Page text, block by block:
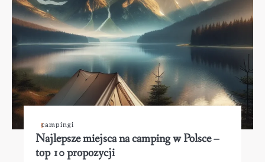
campingi
Najlepsze miejsca na camping w Polsce –
top 10 propozycji